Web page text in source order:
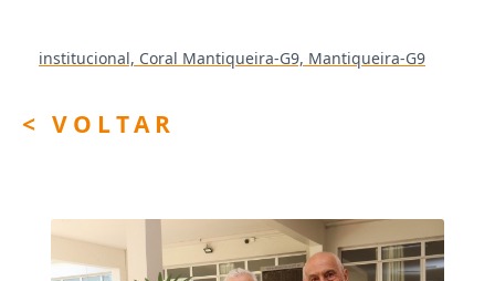
institucional, Coral Mantiqueira-G9, Mantiqueira-G9
< VOLTAR